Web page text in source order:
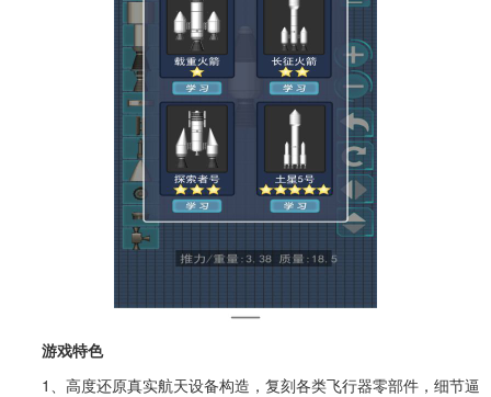
游戏特色
1、高度还原真实航天设备构造，复刻各类飞行器零部件，细节逼